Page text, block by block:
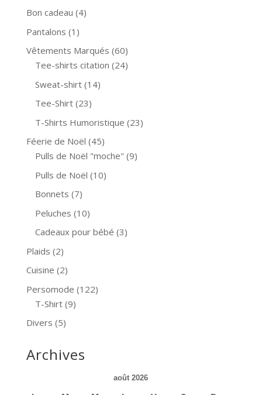
Bon cadeau (4)
Pantalons (1)
Vêtements Marqués (60)
Tee-shirts citation (24)
Sweat-shirt (14)
Tee-Shirt (23)
T-Shirts Humoristique (23)
Féerie de Noël (45)
Pulls de Noël "moche" (9)
Pulls de Noël (10)
Bonnets (7)
Peluches (10)
Cadeaux pour bébé (3)
Plaids (2)
Cuisine (2)
Persomode (122)
T-Shirt (9)
Divers (5)
Archives
août 2026